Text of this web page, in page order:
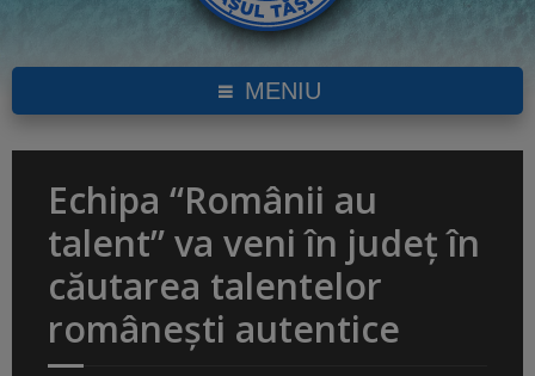
MENIU
Echipa “Românii au
talent” va veni în judeţ în
căutarea talentelor
româneşti autentice